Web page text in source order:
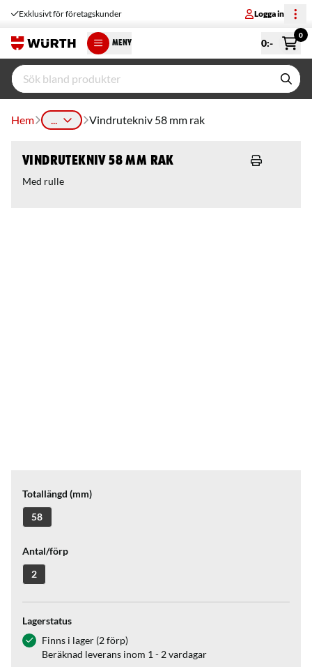
Exklusivt för företagskunder Logga in
MENY 0:-
0
Hem ... Vindrutekniv 58 mm rak
Vindrutekniv 58 mm rak
Med rulle
Totallängd (mm)
58
Antal/förp
2
Lagerstatus
Finns i lager (2 förp)
Beräknad leverans inom 1 - 2 vardagar